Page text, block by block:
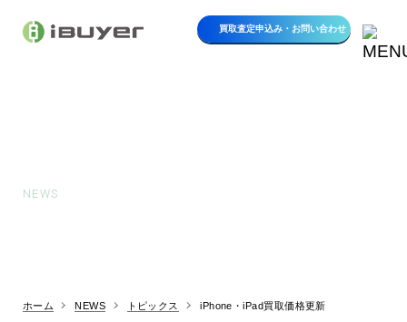
買取査定申込み・ お問い合わせ
NEWS
ホーム NEWS トピックス iPhone・iPad買取価格更新